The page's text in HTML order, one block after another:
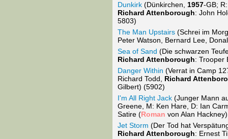
Dunkirk (Dünkirchen, 1957-GB;
Richard Attenborough: John
5803)
The Man Upstairs (Schrei im
Peter Watson, Bernard Lee,
Sea of Sand (Die schwarzen
Richard Attenborough: Trooper
Danger Within (Verrat in Camp
Richard Todd, Richard
Gilbert) (5902)
I'm All Right Jack (Junger Mann
Greene, M: Ken Hare, D: Ian
Satire (Roman von Alan
Jet Storm (Der Tod hat
Richard Attenborough: Ernest